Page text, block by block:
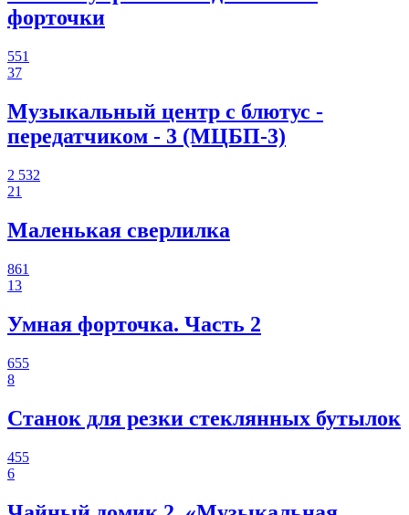
форточки
551
37
Музыкальный центр с блютус -
передатчиком - 3 (МЦБП-3)
2 532
21
Маленькая сверлилка
861
13
Умная форточка. Часть 2
655
8
Станок для резки стеклянных бутылок
455
6